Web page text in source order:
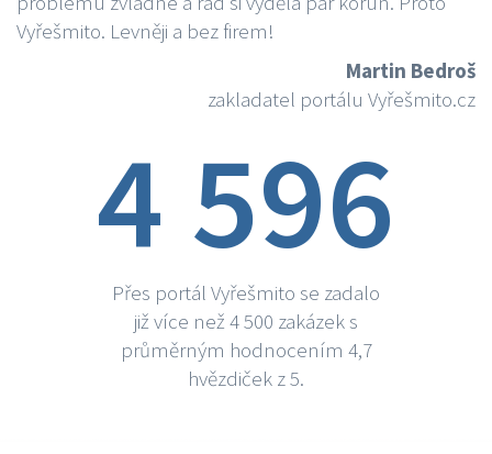
Vyřešmito. Levněji a bez firem!
Martin Bedroš
zakladatel portálu Vyřešmito.cz
4 596
Přes portál Vyřešmito se zadalo
již více než 4 500 zakázek s
průměrným hodnocením 4,7
hvězdiček z 5.